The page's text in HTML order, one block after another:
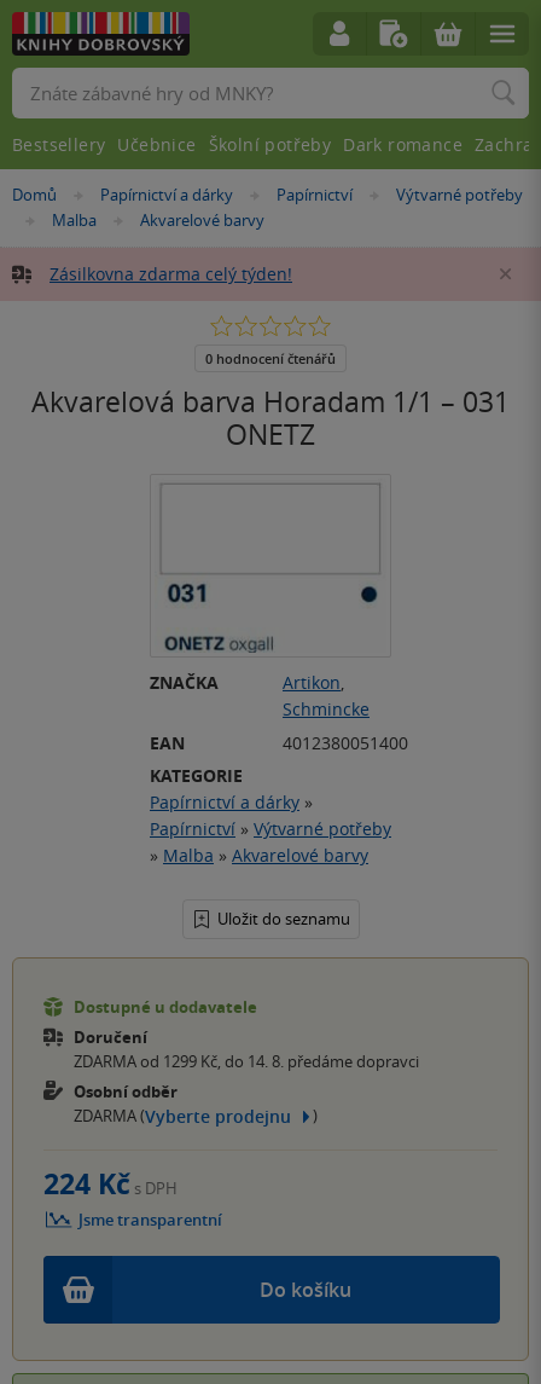
Nacházíte
Domů »Papírnictví a dárky »Papírnictví »
Výtvarné potřeby
»
Malba »Akvarelové barvy
Zásilkovna zdarma celý týden!
Akvarelová barva Horadam 1/1 – 031
ONETZ
ZNAČKA Artikon,
Schmincke
EAN
4012380051400
KATEGORIE
Papírnictví a dárky »
Papírnictví » Výtvarné potřeby
» Malba » Akvarelové barvy
Uložit do seznamu
0.0
5
0 hodnocení čtenářů
Dostupné u dodavatele
Doručení
ZDARMA od 1299 Kč, do 14. 8. předáme dopravci
Osobní odběr
ZDARMA (Vyberte prodejnu )
Do košíku
224 Kč s DPH
Jsme transparentní
Vyhledávání
Bestsellery Učebnice Školní potřeby Dark romance